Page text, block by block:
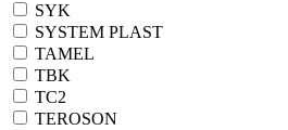
SYK
SYSTEM PLAST
TAMEL
TBK
TC2
TEROSON